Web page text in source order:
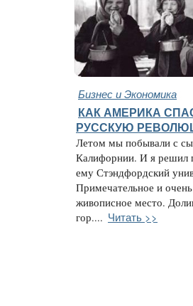
Бизнес и Экономика
КАК АМЕРИКА
РУССКУЮ
Летом мы побывали с
Калифорнии. И я решил
ему Стэндфордский
Примечательное и очень
живописное место.
гор.... Читать >>